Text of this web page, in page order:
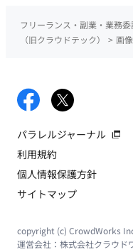
フリーランス・副業・業務
（旧クラウドテック）
> 画
パラレルジャーナル
利用規約
個人情報保護方針
サイトマップ
copyright (c) CrowdWorks
運営会社： 株式会社クラウド